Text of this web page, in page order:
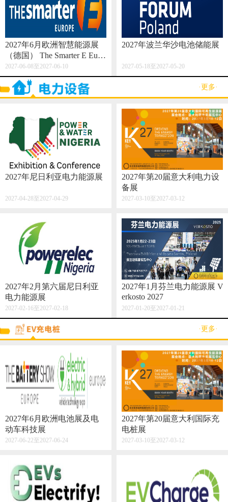
2027年6月欧洲智慧能源展
（德国） The Smarter E Euro
pe 2027
2027-06-08至2027-06-10
2027年波兰华沙电池储能展
2027-05-18至2027-05-20
·更多·
2027年尼日利亚电力能源展
2027-04-28至2027-04-29
2027年第20届意大利电力设
备展
2027-03-10至2027-03-12
2027年2月第六届尼日利亚
电力能源展
2027-02-16至2027-02-18
2027年1月芬兰电力能源展 V
erkosto 2027
2027-01-20至2027-01-21
·更多·
2027年6月欧洲电池展及电
动车科技展
2027-06-22至2027-06-24
2027年第20届意大利国际充
电桩展
2027-03-10至2027-03-12